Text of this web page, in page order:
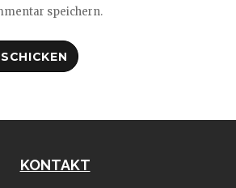
speichern.
KONTAKT